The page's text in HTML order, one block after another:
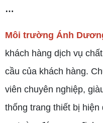
…
Môi trường Ánh
khách hàng dịch vụ
cầu của khách hàng.
viên chuyên nghiệp,
thống trang thiết bị